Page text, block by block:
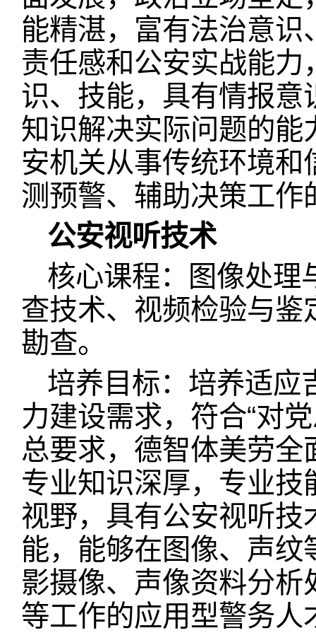
能精湛，富有法治意
责任感和公安实战能
识、技能，具有情报
知识解决实际问题的
安机关从事传统环境
测预警、辅助决策工
公安视听技术
核心课程：图像处理
查技术、视频检验与
勘查。
培养目标：培养适应
力建设需求，符合“对
总要求，德智体美劳
专业知识深厚，专业
视野，具有公安视听
能，能够在图像、声
影摄像、声像资料分
等工作的应用型警务人